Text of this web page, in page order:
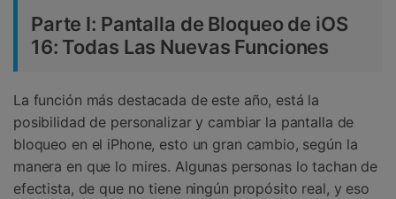
Parte I: Pantalla de Bloqueo de iOS
16: Todas Las Nuevas Funciones
La función más destacada de este año, está la
posibilidad de personalizar y cambiar la pantalla de
bloqueo en el iPhone, esto un gran cambio, según la
manera en que lo mires. Algunas personas lo tachan de
efectista, de que no tiene ningún propósito real, y eso